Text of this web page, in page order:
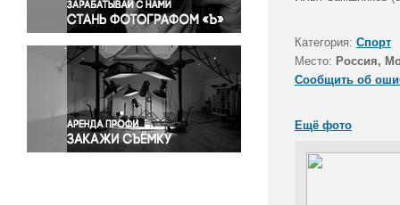
Религия
Светская жизнь
Спорт
Экология
Экономика и бизнес
Категория: Спорт
Место: Россия,
Сообщить об
Ещё фото